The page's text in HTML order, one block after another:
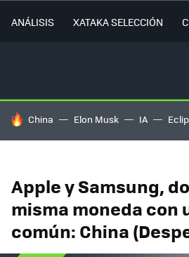
ANÁLISIS XATAKA SELECCIÓN
HOY SE HABLA DE
China Elon Musk IA
Apple y Samsung,
misma moneda con
común: China